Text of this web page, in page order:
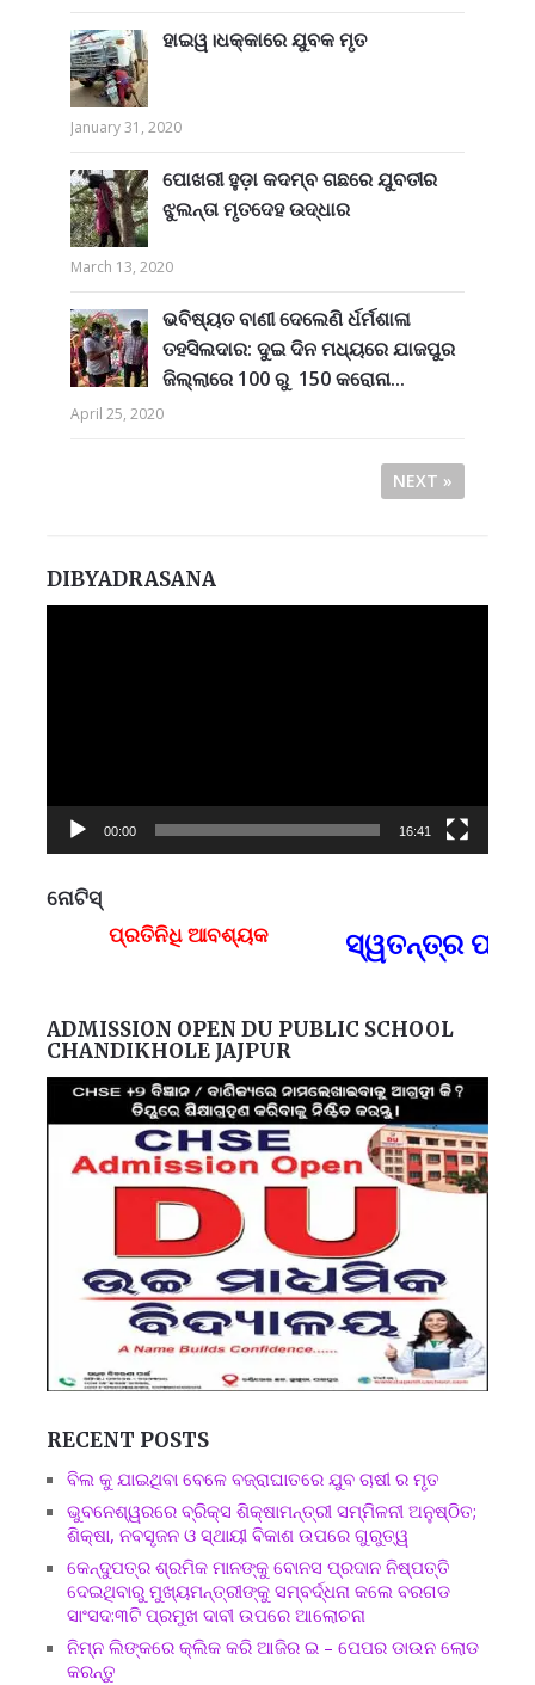
ହାଇୱ।ଧକ୍କାରେ ଯୁବକ ମୃତ
January 31, 2020
ପୋଖରୀ ହୁଡ଼ା କଦମ୍ବ ଗଛରେ ଯୁବତୀର
ଝୁଲନ୍ତା ମୃତଦେହ ଉଦ୍ଧାର
March 13, 2020
ଭବିଷ୍ୟତ ବାଣୀ ଦେଲେଣି ର୍ଧର୍ମଶାଳା
ତହସିଲଦାର: ଦୁଇ ଦିନ ମଧ୍ୟରେ ଯାଜପୁର
ଜିଲ୍ଲାରେ 100 ରୁ 150 କରୋନା...
April 25, 2020
NEXT »
DIBYADRASANA
00:00 16:41
ନୋଟିସ୍
ପ୍ରତିନିଧି ଆବଶ୍ୟକ
ସ୍ୱତନ୍ତ୍ର
ADMISSION OPEN DU PUBLIC SCHOOL
CHANDIKHOLE JAJPUR
RECENT POSTS
ବିଲ କୁ ଯାଇଥିବା ବେଳେ ବଜ୍ରାଘାତରେ ଯୁବ ଚାଷୀ ର ମୃତ
ଭୁବନେଶ୍ୱରରେ ବ୍ରିକ୍ସ ଶିକ୍ଷାମନ୍ତ୍ରୀ ସମ୍ମିଳନୀ ଅନୁଷ୍ଠିତ;
ଶିକ୍ଷା, ନବସୃଜନ ଓ ସ୍ଥାୟୀ ବିକାଶ ଉପରେ ଗୁରୁତ୍ୱ
କେନ୍ଦୁପତ୍ର ଶ୍ରମିକ ମାନଙ୍କୁ ବୋନସ ପ୍ରଦାନ ନିଷ୍ପତ୍ତି
ଦେଇଥିବାରୁ ମୁଖ୍ୟମନ୍ତ୍ରୀଙ୍କୁ ସମ୍ବର୍ଦ୍ଧନା କଲେ ବରଗଡ
ସାଂସଦ:୩ଟି ପ୍ରମୁଖ ଦାବୀ ଉପରେ ଆଲୋଚନା
ନିମ୍ନ ଲିଙ୍କରେ କ୍ଲିକ କରି ଆଜିର ଇ – ପେପର ଡାଉନ ଲୋଡ
କରନ୍ତୁ